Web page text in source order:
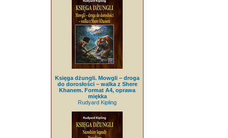
Księga dżungli. Mowgli – droga
do dorosłości – walka z Shere
Khanem. Format A4, oprawa
miękka
Rudyard Kipling